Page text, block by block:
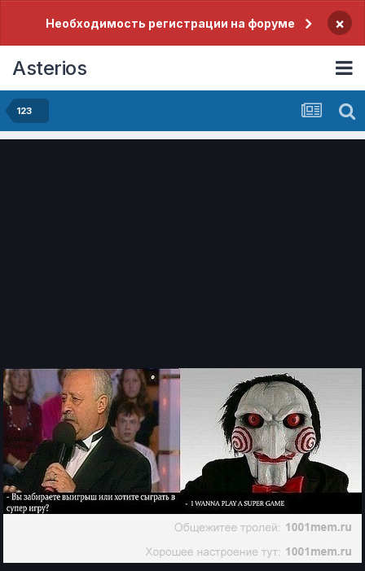
Необходимость регистрации на форуме ×
Asterios
123